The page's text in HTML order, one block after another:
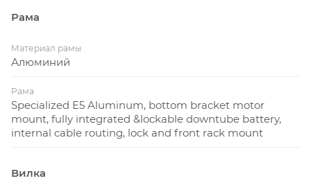
Рама
Материал рамы
Алюминий
Рама
Specialized E5 Aluminum, bottom bracket motor
mount, fully integrated &lockable downtube battery,
internal cable routing, lock and front rack mount
Вилка